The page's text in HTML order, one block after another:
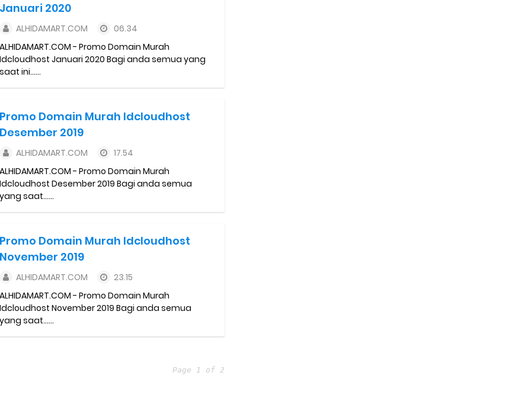
dan Jam Operasionalnya
Mengalami Gangguan
Januari 2020
ALHIDAMART.COM
06.34
ALHIDAMART.COM - Promo Domain Murah
Idcloudhost Januari 2020 Bagi anda semua yang
saat ini......
Promo Domain Murah Idcloudhost
Desember 2019
ALHIDAMART.COM
17.54
ALHIDAMART.COM - Promo Domain Murah
Idcloudhost Desember 2019 Bagi anda semua
yang saat......
Promo Domain Murah Idcloudhost
November 2019
ALHIDAMART.COM
23.15
ALHIDAMART.COM - Promo Domain Murah
Idcloudhost November 2019 Bagi anda semua
yang saat......
Page 1 of 2